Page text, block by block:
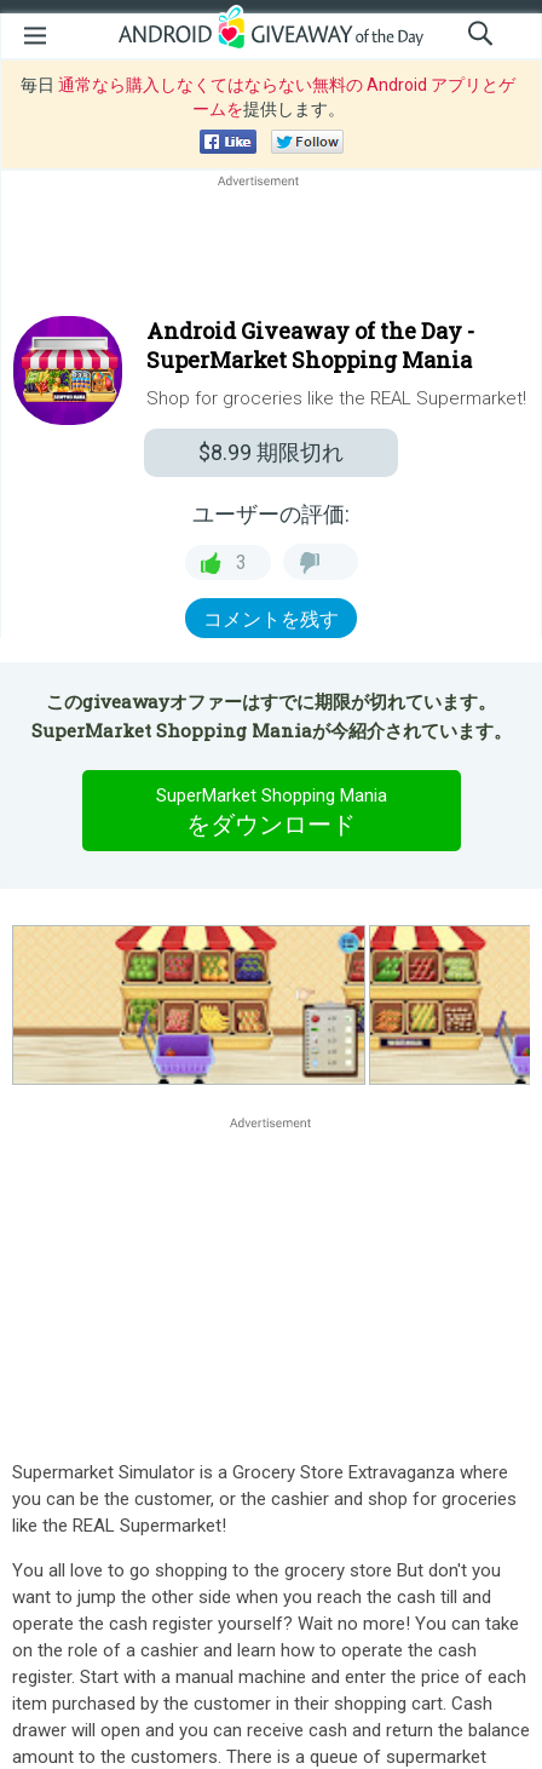
毎日 通常なら購入しなくてはならない無料の Android アプリとゲ
ームを提供します。
Android Giveaway of the Day -
SuperMarket Shopping Mania
Shop for groceries like the REAL Supermarket!
$8.99 期限切れ
ユーザーの評価:
3
コメントを残す
このgiveawayオファーはすでに期限が切れています。
SuperMarket Shopping Maniaが今紹介されています。
SuperMarket Shopping Mania
をダウンロード
Supermarket Simulator is a Grocery Store Extravaganza where
you can be the customer, or the cashier and shop for groceries
like the REAL Supermarket!
You all love to go shopping to the grocery store But don't you
want to jump the other side when you reach the cash till and
operate the cash register yourself? Wait no more! You can take
on the role of a cashier and learn how to operate the cash
register. Start with a manual machine and enter the price of each
item purchased by the customer in their shopping cart. Cash
drawer will open and you can receive cash and return the balance
amount to the customers. There is a queue of supermarket